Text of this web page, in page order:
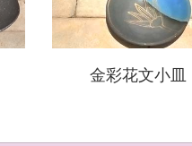
金彩花文小皿